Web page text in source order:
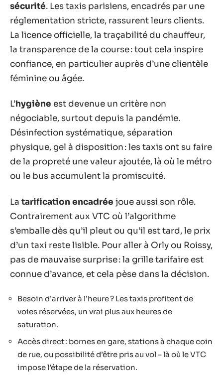
sécurité. Les taxis parisiens, encadrés par une
réglementation stricte, rassurent leurs clients.
La licence officielle, la traçabilité du chauffeur,
la transparence de la course : tout cela inspire
confiance, en particulier auprès d’une clientèle
féminine ou âgée.
L’hygiène est devenue un critère non
négociable, surtout depuis la pandémie.
Désinfection systématique, séparation
physique, gel à disposition : les taxis ont su faire
de la propreté une valeur ajoutée, là où le métro
ou le bus accumulent la promiscuité.
La tarification encadrée joue aussi son rôle.
Contrairement aux VTC où l’algorithme
s’emballe dès qu’il pleut ou qu’il est tard, le prix
d’un taxi reste lisible. Pour aller à Orly ou Roissy,
pas de mauvaise surprise : la grille tarifaire est
connue d’avance, et cela pèse dans la décision.
Besoin d’arriver à l’heure ? Les taxis profitent de
voies réservées, un vrai plus aux heures de
saturation.
Accès direct : bornes en gare, stations à chaque coin
de rue, ou possibilité d’être pris au vol – là où le VTC
impose l’étape de la réservation.